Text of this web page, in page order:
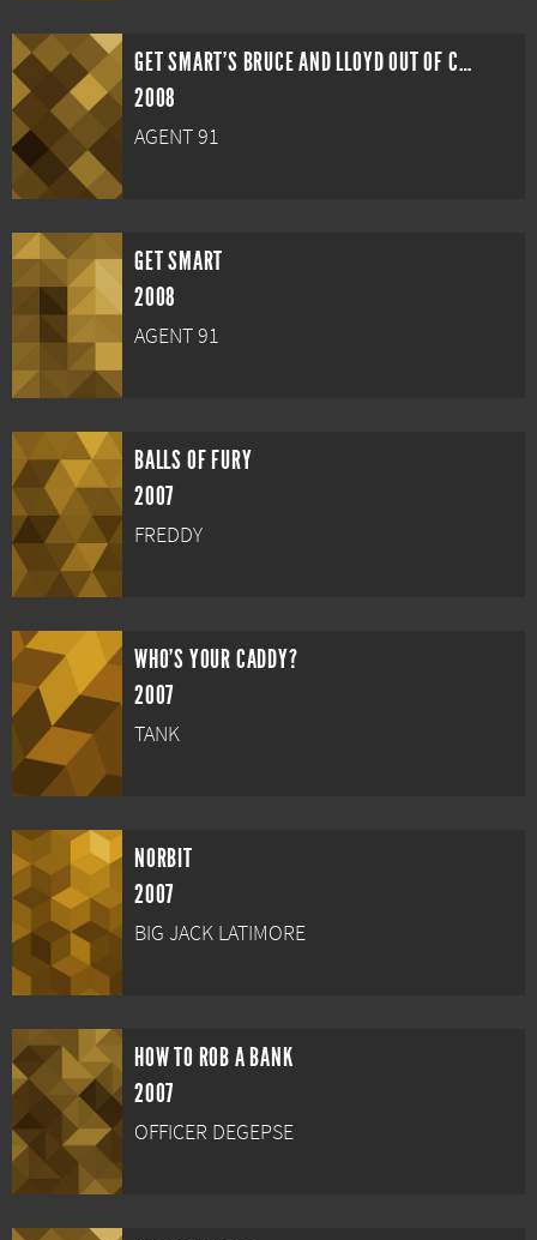
GET SMART'S BRUCE AND LLOYD OUT OF CONTROL
2008
AGENT 91
GET SMART
2008
AGENT 91
BALLS OF FURY
2007
FREDDY
WHO'S YOUR CADDY?
2007
TANK
NORBIT
2007
BIG JACK LATIMORE
HOW TO ROB A BANK
2007
OFFICER DEGEPSE